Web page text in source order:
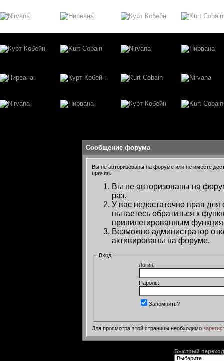
Сообщение форума
Вы не авторизованы на форуме или не имеете
причин:
Вы не авторизованы на
раз.
У вас недостаточно прав
пытаетесь обратиться к
привилегированным
Возможно администратор
активированы на форуме.
Вход
Логин:
Пароль:
Запомнить?
Для просмотра этой страницы необходимо
Быстрый переход